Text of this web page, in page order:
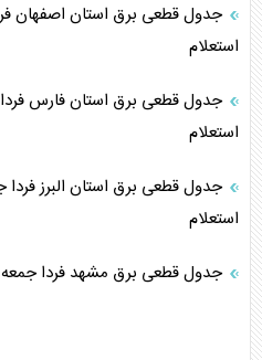
استعلام
استعلام
استعلام
جدول قطعی برق مشهد فردا جمعه ۱۶ مرداد ۱۴۰۵ + نحوه استعلام